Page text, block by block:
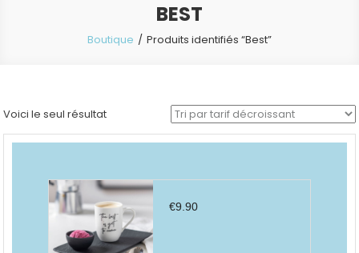
BEST
Boutique Produits identifiés “Best”
Voici le seul résultat
€9.90